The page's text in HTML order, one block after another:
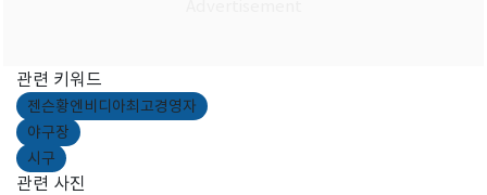
관련 키워드
젠슨황엔비디아최고경영자
야구장
시구
관련 사진